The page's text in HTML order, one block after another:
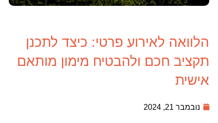
הלוואה לאירוע פרטי: כיצד לתכנן
תקציב חכם ולהבטיח מימון מותאם
אישית
נובמבר 21, 2024